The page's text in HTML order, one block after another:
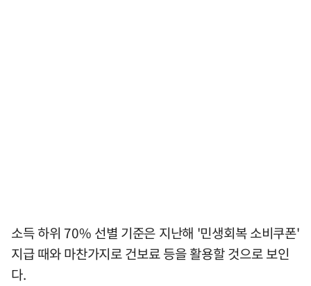
소득 하위 70% 선별 기준은 지난해 '민생회복 소비쿠폰'
지급 때와 마찬가지로 건보료 등을 활용할 것으로 보인
다.